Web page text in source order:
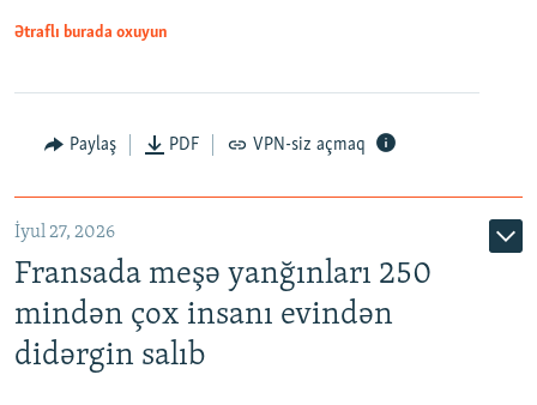
Ətraflı burada oxuyun
Paylaş PDF VPN-siz açmaq
İyul 27, 2026
Fransada meşə yanğınları 250
mindən çox insanı evindən
didərgin salıb